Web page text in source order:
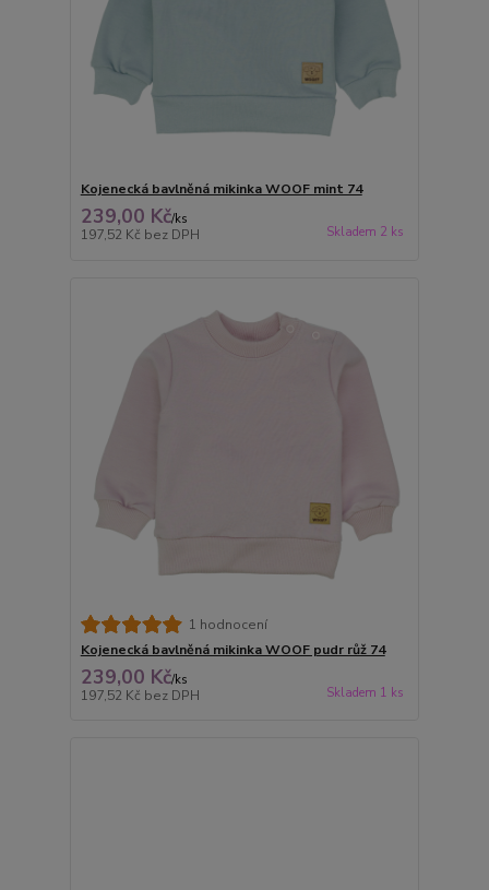
Kojenecká bavlněná mikinka WOOF mint 74
239,00 Kč/ks
197,52 Kč bez DPH Skladem 2 ks
1 hodnocení
Kojenecká bavlněná mikinka WOOF pudr růž 74
239,00 Kč/ks
197,52 Kč bez DPH Skladem 1 ks